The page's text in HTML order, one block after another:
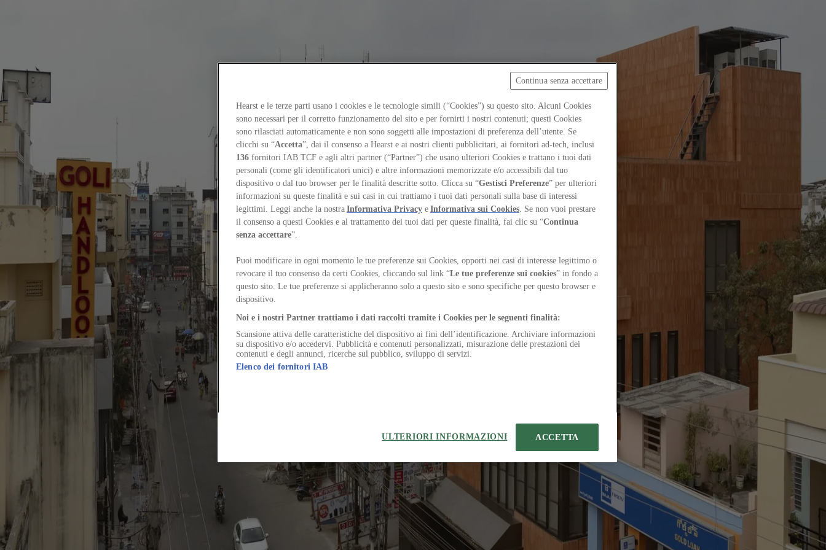
Now
Log in
Home
Tags
#flutedvolume
#flutedvolume
Window / Fluted Volume by Studio UF+OChiara Tassano
In India, the windows of a jewelry showroom act as both visual filters and climatic devices, mediating the relationship between interior and city
The Global Architecture Platforfm
Accessibility Hearst.it Abbonationline.it
Direttore Responsabile – Alessandro Valenti
©2025 HEARST MAGAZINES ITALIA SPA P. IVA 12212110154 | VIA ROBERTO BRACCO, 6, 20159, MILANO - ITALY
Registro imprese di Milano e Cod. Fisc. 0759 2830 157 - Part.Iva 1221 2110 154 - REA di Milano 116 978 6
Hearst e le terze parti usano i cookies e le tecnologie simili (“Cookies”) su questo sito. Alcuni Cookies
sono necessari per il corretto funzionamento del sito e per fornirti i nostri contenuti; questi Cookies
sono rilasciati automaticamente e non sono soggetti alle impostazioni di preferenza dell’utente. Se
clicchi su “Accetta”, dai il consenso a Hearst e ai nostri clienti pubblicitari, ai fornitori ad-tech, inclusi
136 fornitori IAB TCF e agli altri partner (“Partner”) che usano ulteriori Cookies e trattano i tuoi dati
personali (come gli identificatori unici) e altre informazioni memorizzate e/o accessibili dal tuo
dispositivo o dal tuo browser per le finalità descritte sotto. Clicca su “Gestisci Preferenze” per ulteriori
informazioni su queste finalità e sui casi in cui trattiamo i tuoi dati personali sulla base di interessi
legittimi. Leggi anche la nostraInformativa Privacy eInformativa sui Cookies. Se non vuoi prestare
il consenso a questi Cookies e al trattamento dei tuoi dati per queste finalità, fai clic su “Continua
senza accettare”.
Puoi modificare in ogni momento le tue preferenze sui Cookies, opporti nei casi di interesse legittimo o
revocare il tuo consenso da certi Cookies, cliccando sul link “Le tue preferenze sui cookies” in fondo a
questo sito. Le tue preferenze si applicheranno solo a questo sito e sono specifiche per questo browser e
dispositivo.
Noi e i nostri Partner trattiamo i dati raccolti tramite i Cookies per le seguenti finalità:
Scansione attiva delle caratteristiche del dispositivo ai fini dell’identificazione. Archiviare informazioni
su dispositivo e/o accedervi. Pubblicità e contenuti personalizzati, misurazione delle prestazioni dei
contenuti e degli annunci, ricerche sul pubblico, sviluppo di servizi.
Elenco dei fornitori IAB
ULTERIORI INFORMAZIONI ACCETTA
Continua senza accettare